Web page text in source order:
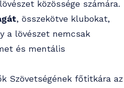
közössége számára.
, összekötve klubokat,
a lövészet nemcsak
és mentális
Szövetségének főtitkára az